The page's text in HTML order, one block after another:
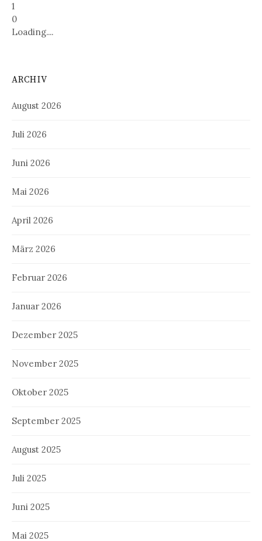
1
0
Loading....
ARCHIV
August 2026
Juli 2026
Juni 2026
Mai 2026
April 2026
März 2026
Februar 2026
Januar 2026
Dezember 2025
November 2025
Oktober 2025
September 2025
August 2025
Juli 2025
Juni 2025
Mai 2025